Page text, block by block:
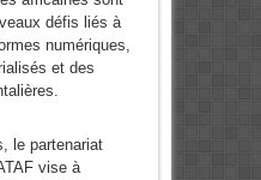
défis liés à
numériques,
et des
le partenariat
vise à